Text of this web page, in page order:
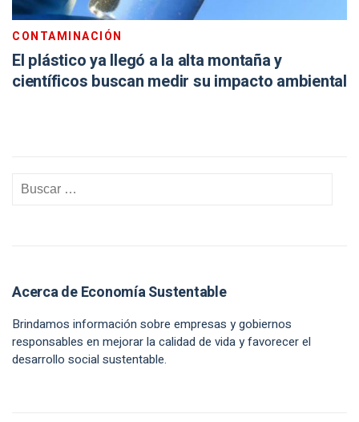
CONTAMINACIÓN
El plástico ya llegó a la alta montaña y
científicos buscan medir su impacto ambiental
Acerca de Economía Sustentable
Brindamos información sobre empresas y gobiernos
responsables en mejorar la calidad de vida y favorecer el
desarrollo social sustentable.